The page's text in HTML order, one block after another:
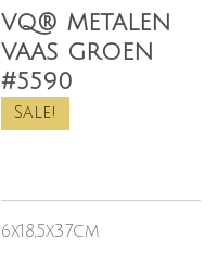
VQ® METALEN
VAAS GROEN
#5590
Sale!
6x18,5x37cm